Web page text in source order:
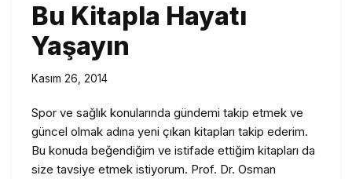
Bu Kitapla Hayatı
Yaşayın
Kasım 26, 2014
Spor ve sağlık konularında gündemi takip etmek ve
güncel olmak adına yeni çıkan kitapları takip ederim.
Bu konuda beğendiğim ve istifade ettiğim kitapları da
size tavsiye etmek istiyorum. Prof. Dr. Osman